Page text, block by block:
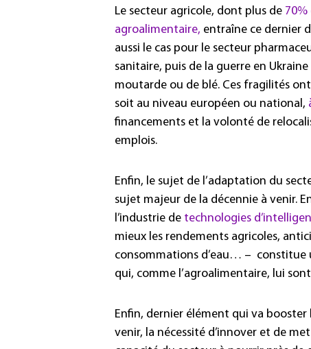
Le secteur agricole, dont plus de
agroalimentaire, entraîne ce dernier
aussi le cas pour le secteur
sanitaire, puis de la guerre en
moutarde ou de blé. Ces fragilités
soit au niveau européen ou national,
financements et la volonté de
emplois.
Enfin, le sujet de l’adaptation du
sujet majeur de la décennie à venir.
l’industrie de technologies
mieux les rendements agricoles,
consommations d’eau… – constitue
qui, comme l’agroalimentaire, lui
Enfin, dernier élément qui va booster
venir, la nécessité d’innover et de